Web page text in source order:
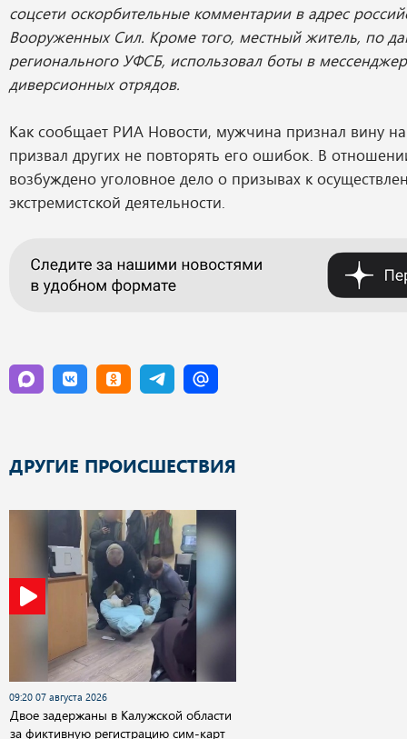
соцсети оскорбительные комментарии в адрес
Вооруженных Сил. Кроме того, местный житель, по
регионального УФСБ, использовал боты в
диверсионных отрядов.
Как сообщает РИА Новости, мужчина признал вину
призвал других не повторять его ошибок. В
возбуждено уголовное дело о призывах к
экстремистской деятельности.
ДРУГИЕ ПРОИСШЕСТВИЯ
09:20 07 августа 2026
Двое задержаны в Калужской области
за фиктивную регистрацию сим-карт